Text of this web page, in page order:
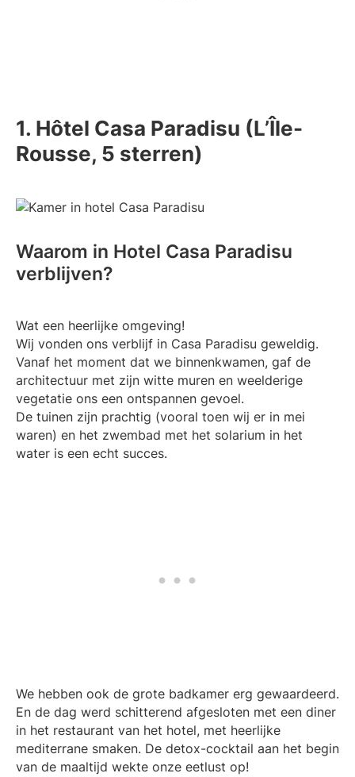
1. Hôtel Casa Paradisu (L’Île-
Rousse, 5 sterren)
Waarom in Hotel Casa Paradisu
verblijven?
Wat een heerlijke omgeving!
Wij vonden ons verblijf in Casa Paradisu geweldig.
Vanaf het moment dat we binnenkwamen, gaf de
architectuur met zijn witte muren en weelderige
vegetatie ons een ontspannen gevoel.
De tuinen zijn prachtig (vooral toen wij er in mei
waren) en het zwembad met het solarium in het
water is een echt succes.
We hebben ook de grote badkamer erg gewaardeerd.
En de dag werd schitterend afgesloten met een diner
in het restaurant van het hotel, met heerlijke
mediterrane smaken. De detox-cocktail aan het begin
van de maaltijd wekte onze eetlust op!